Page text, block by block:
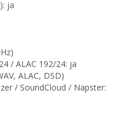
ja
/ ALAC 192/24: ja
ALAC, DSD)
/ SoundCloud / Napster: